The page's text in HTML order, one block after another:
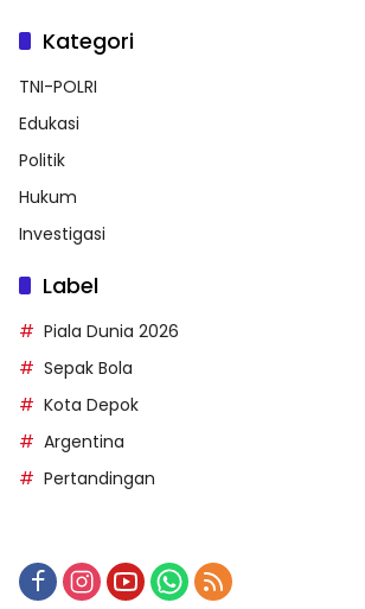
Kategori
TNI-POLRI
Edukasi
Politik
Hukum
Investigasi
Label
Piala Dunia 2026
Sepak Bola
Kota Depok
Argentina
Pertandingan